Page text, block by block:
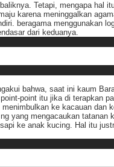
Tetapi, mengapa hal
karena meninggalkan
beragama menggunakan
dari keduanya.
bahwa, saat ini kaum
point itu jika di terapkan
ke kacauan dan
yang mengacaukan tatanan
ke anak kucing. Hal itu